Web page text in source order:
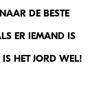
DE BESTE
ER IEMAND IS
IS HET JORD WEL!